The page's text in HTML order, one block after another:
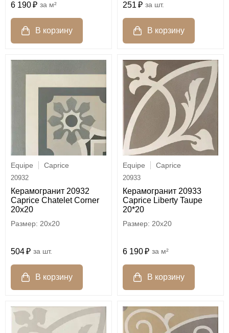
6 190 м² 251 шт.
Equipe Caprice
20932
Керамогранит 20932
Caprice Chatelet Corner
20x20
20x20
504 шт.
Equipe Caprice
20933
Керамогранит 20933
Caprice Liberty Taupe
20*20
20x20
6 190 м²